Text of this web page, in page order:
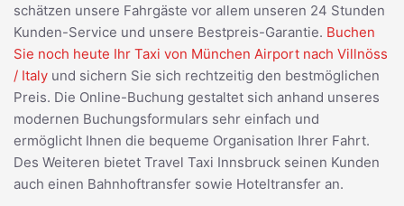
schätzen unsere Fahrgäste vor allem unseren 24 Stunden
Kunden-Service und unsere Bestpreis-Garantie. Buchen
Sie noch heute Ihr Taxi von München Airport nach Villnöss
/ Italy und sichern Sie sich rechtzeitig den bestmöglichen
Preis. Die Online-Buchung gestaltet sich anhand unseres
modernen Buchungsformulars sehr einfach und
ermöglicht Ihnen die bequeme Organisation Ihrer Fahrt.
Des Weiteren bietet Travel Taxi Innsbruck seinen Kunden
auch einen Bahnhoftransfer sowie Hoteltransfer an.